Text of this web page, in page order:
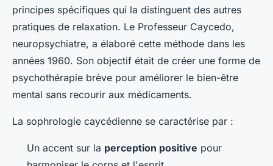
principes spécifiques qui la distinguent des autres
pratiques de relaxation. Le Professeur Caycedo,
neuropsychiatre, a élaboré cette méthode dans les
années 1960. Son objectif était de créer une forme de
psychothérapie brève pour améliorer le bien-être
mental sans recourir aux médicaments.
La sophrologie caycédienne se caractérise par :
Un accent sur la perception positive pour